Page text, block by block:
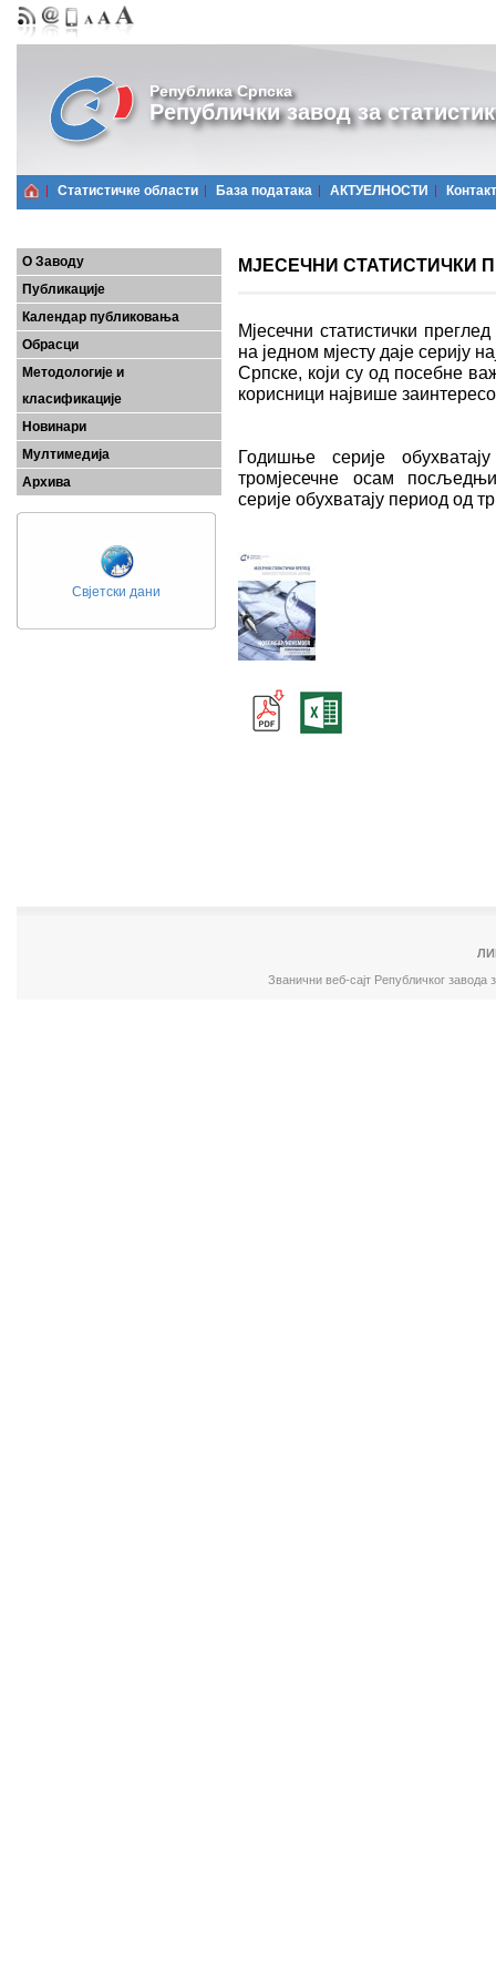
Република Српска
Републички завод за
Статистичке области Базa података АКТУЕЛНОСТИ Контакт
О Заводу
Публикације
Календар публиковања
Обрасци
Методологије и
класификације
Новинари
Мултимедија
Архива
Свјетски дани
МЈЕСЕЧНИ СТАТИСТИЧКИ
Мјесечни статистички
на једном мјесту даје серију
Српске, који су од посебне
корисници највише
Годишње серије
тромјесечне осам
серије обухватају период од
Званични веб-сајт Републичког